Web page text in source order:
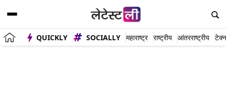
QUICKLY SOCIALLY महाराष्ट्र राष्ट्रीय आंतरराष्ट्रीय